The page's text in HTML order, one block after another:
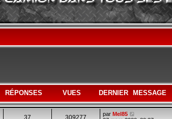
RÉPONSES VUES DERNIER MESSAGE
37 309277 par Mel85